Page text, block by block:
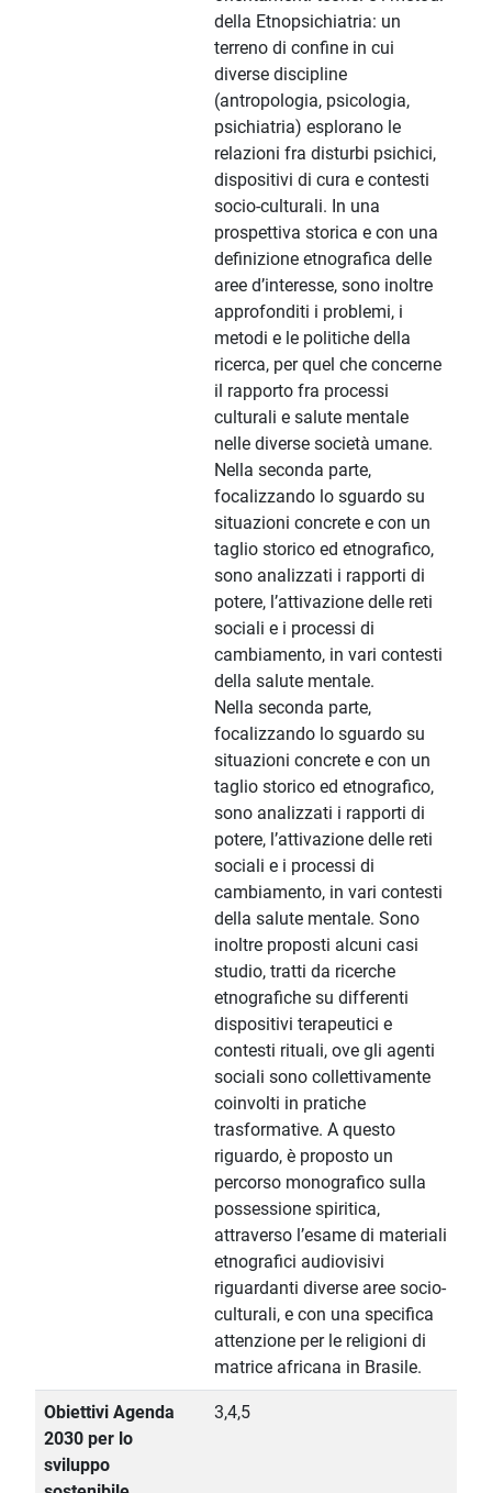
della Etnopsichiatria: un
terreno di confine in cui
diverse discipline
(antropologia, psicologia,
psichiatria) esplorano le
relazioni fra disturbi psichici,
dispositivi di cura e contesti
socio-culturali. In una
prospettiva storica e con una
definizione etnografica delle
aree d’interesse, sono inoltre
approfonditi i problemi, i
metodi e le politiche della
ricerca, per quel che concerne
il rapporto fra processi
culturali e salute mentale
nelle diverse società umane.
Nella seconda parte,
focalizzando lo sguardo su
situazioni concrete e con un
taglio storico ed etnografico,
sono analizzati i rapporti di
potere, l’attivazione delle reti
sociali e i processi di
cambiamento, in vari contesti
della salute mentale.
Nella seconda parte,
focalizzando lo sguardo su
situazioni concrete e con un
taglio storico ed etnografico,
sono analizzati i rapporti di
potere, l’attivazione delle reti
sociali e i processi di
cambiamento, in vari contesti
della salute mentale. Sono
inoltre proposti alcuni casi
studio, tratti da ricerche
etnografiche su differenti
dispositivi terapeutici e
contesti rituali, ove gli agenti
sociali sono collettivamente
coinvolti in pratiche
trasformative. A questo
riguardo, è proposto un
percorso monografico sulla
possessione spiritica,
attraverso l’esame di materiali
etnografici audiovisivi
riguardanti diverse aree socio-
culturali, e con una specifica
attenzione per le religioni di
matrice africana in Brasile.
Obiettivi Agenda
2030 per lo
sviluppo
3,4,5